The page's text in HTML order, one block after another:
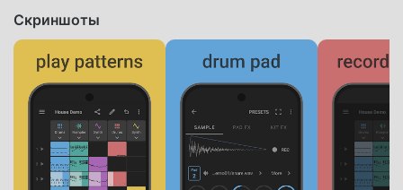
Скриншоты